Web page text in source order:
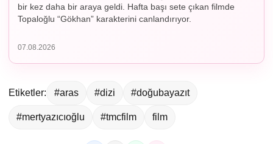
bir kez daha bir araya geldi. Hafta başı sete çıkan filmde
Topaloğlu “Gökhan” karakterini canlandırıyor.
07.08.2026
Etiketler: #aras #dizi #doğubayazıt
#mertyazıcıoğlu #tmcfilm film